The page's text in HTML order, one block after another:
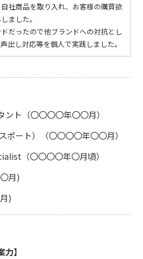
社商品を取り入れ、お客様の購買欲
ました。
だったので他ブランドへの対抗とし
出し対応等を個人で実践しました。
ト（〇〇〇〇年〇〇月）
ポート）（〇〇〇〇年〇〇月）
（〇〇〇〇年〇月頃）
月)
)
】